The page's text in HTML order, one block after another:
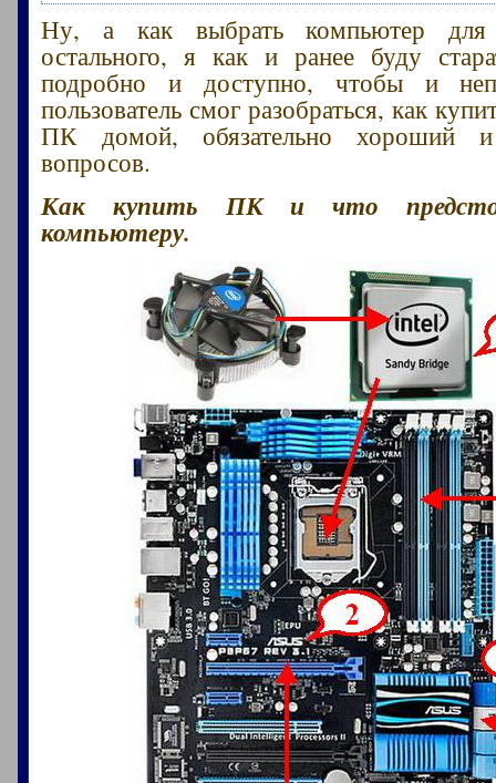
Ну, а как выбрать компьютер
остального, я как и ранее буду
подробно и доступно, чтобы и
пользователь смог разобраться, как
ПК домой, обязательно хороший
вопросов.
Как купить ПК и что
компьютеру.